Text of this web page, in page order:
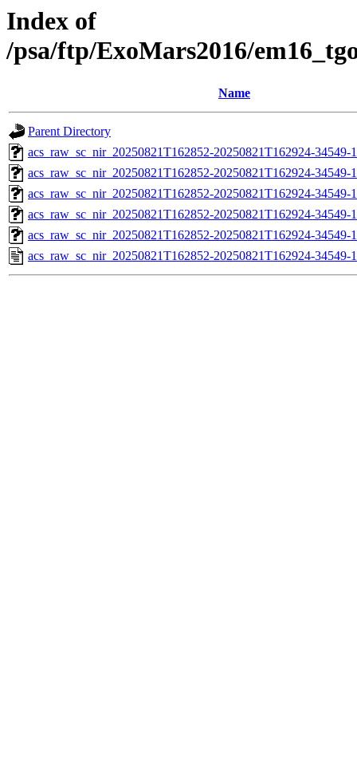
Index of
/psa/ftp/ExoMars2016/
Name
Parent Directory
acs_raw_sc_nir_20250821T162852-20250821T162924-
acs_raw_sc_nir_20250821T162852-20250821T162924-34549-
acs_raw_sc_nir_20250821T162852-20250821T162924-34549-
acs_raw_sc_nir_20250821T162852-20250821T162924-34549-
acs_raw_sc_nir_20250821T162852-20250821T162924-34549-
acs_raw_sc_nir_20250821T162852-20250821T162924-34549-